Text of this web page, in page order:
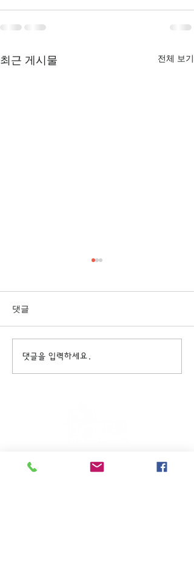
최근 게시물 전체 보기
댓글
댓글을 입력하세요.
주일KM예배 (1부) 9am, (2부)
11am